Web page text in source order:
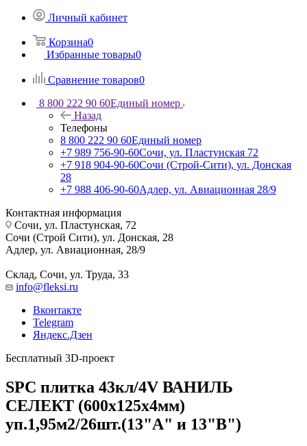
Личный кабинет
Корзина0
Избранные товары0
Сравнение товаров0
8 800 222 90 60Единый номер
Назад
Телефоны
8 800 222 90 60Единый номер
+7 989 756-90-60Сочи, ул. Пластунская 72
+7 918 904-90-60Сочи (Строй-Сити), ул. Донская
28
+7 988 406-90-60Адлер, ул. Авиационная 28/9
Контактная информация
Сочи, ул. Пластунская, 72
Сочи (Строй Сити), ул. Донская, 28
Адлер, ул. Авиационная, 28/9
Склад, Сочи, ул. Труда, 33
info@fleksi.ru
Вконтакте
Telegram
Яндекс.Дзен
Бесплатный 3D-проект
SPC плитка 43кл/4V ВАНИЛЬ
СЕЛЕКТ (600х125х4мм)
уп.1,95м2/26шт.(13"А" и 13"В")